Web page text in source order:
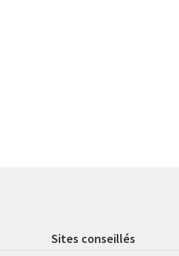
Sites conseillés